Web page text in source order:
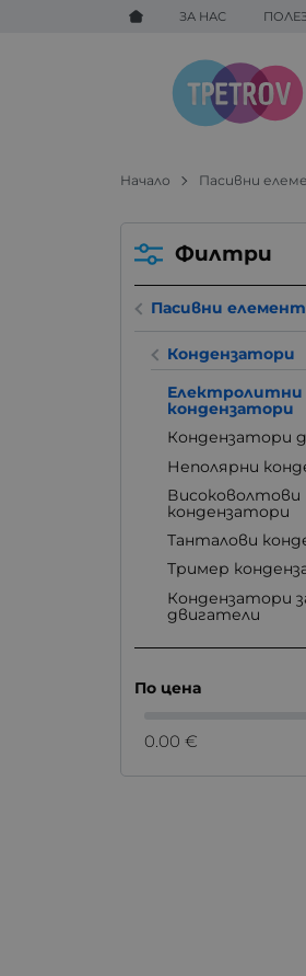
ЗА НАС
Начало Пасивни
Филтри
Пасивни
Кондензатори
Електролитни
кондензатори
Кондензатори
Неполярни
Високоволтови
кондензатори
Танталови
Тример
Кондензатори
двигатели
По цена
0.00 €